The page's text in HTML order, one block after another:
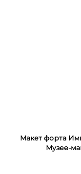
Макет форта
Музее-